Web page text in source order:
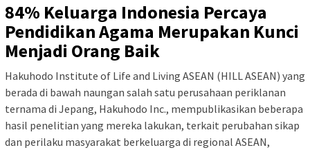
84% Keluarga Indonesia Percaya
Pendidikan Agama Merupakan Kunci
Menjadi Orang Baik
Hakuhodo Institute of Life and Living ASEAN (HILL ASEAN) yang
berada di bawah naungan salah satu perusahaan periklanan
ternama di Jepang, Hakuhodo Inc., mempublikasikan beberapa
hasil penelitian yang mereka lakukan, terkait perubahan sikap
dan perilaku masyarakat berkeluarga di regional ASEAN,